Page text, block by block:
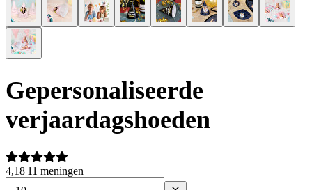
Gepersonaliseerde
verjaardagshoeden
4,18|11 meningen